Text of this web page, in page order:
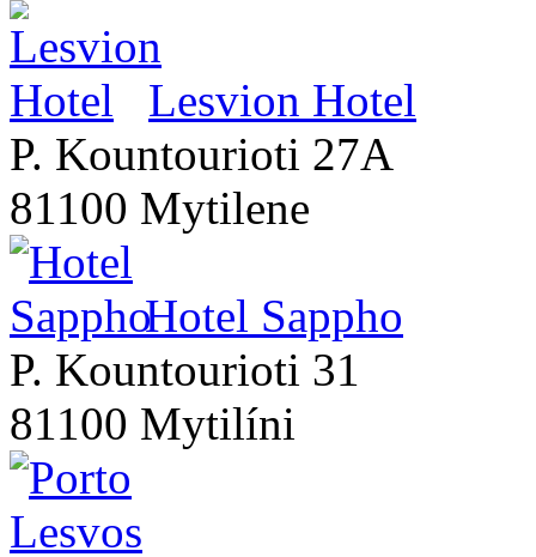
Lesvion Hotel
P. Kountourioti 27A
81100 Mytilene
Hotel Sappho
P. Kountourioti 31
81100 Mytilíni